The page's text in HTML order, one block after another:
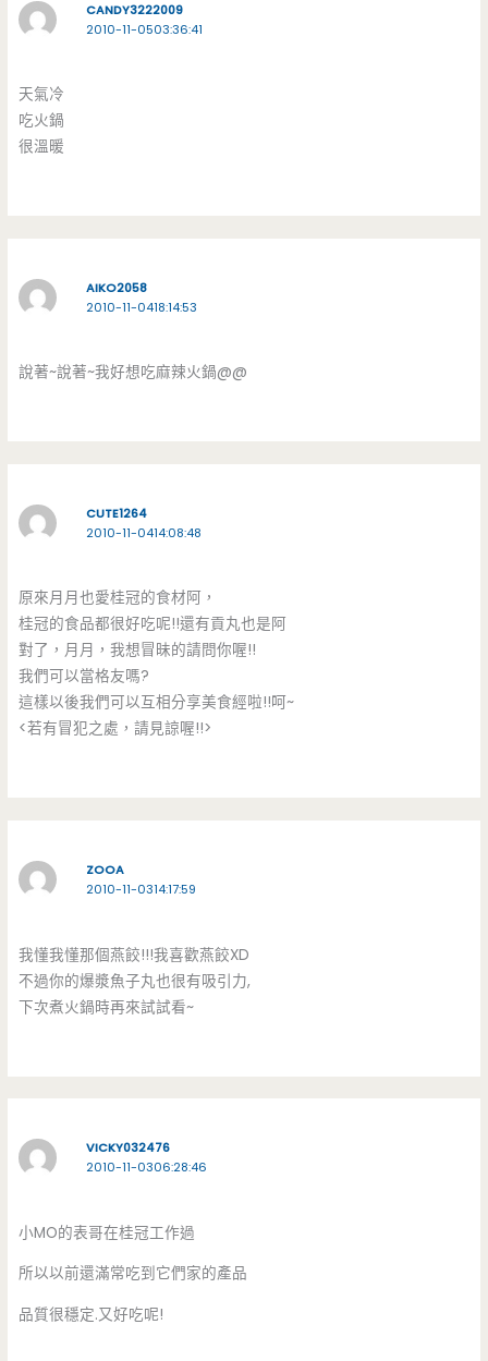
CANDY3222009
2010-11-0503:36:41
天氣冷
吃火鍋
很溫暖
AIKO2058
2010-11-0418:14:53
說著~說著~我好想吃麻辣火鍋@@
CUTE1264
2010-11-0414:08:48
原來月月也愛桂冠的食材阿，
桂冠的食品都很好吃呢!!還有貢丸也是阿
對了，月月，我想冒昧的請問你喔!!
我們可以當格友嗎?
這樣以後我們可以互相分享美食經啦!!呵~
<若有冒犯之處，請見諒喔!!>
ZOOA
2010-11-0314:17:59
我懂我懂那個燕餃!!!我喜歡燕餃XD
不過你的爆漿魚子丸也很有吸引力,
下次煮火鍋時再來試試看~
VICKY032476
2010-11-0306:28:46
小MO的表哥在桂冠工作過
所以以前還滿常吃到它們家的產品
品質很穩定.又好吃呢!